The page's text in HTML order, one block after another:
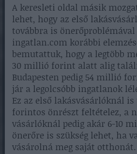
A keresleti oldal másik
lehet, hogy az első
továbbra is önerőproblémával
ingatlan.com korábbi
bemutattuk, hogy a legtöbb
30 millió forint alatt alig
Budapesten pedig 54 millió
jár a legolcsóbb ingatlanok
Ez az első lakásvásárlóknál
forintos önrészt feltételez, a
vásárlóknál pedig akár 6-10
önerőre is szükség lehet, ha
vásárolná meg saját otthonát.